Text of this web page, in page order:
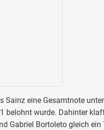
Sainz eine Gesamtnote
belohnt wurde. Dahinter
Gabriel Bortoleto gleich ein